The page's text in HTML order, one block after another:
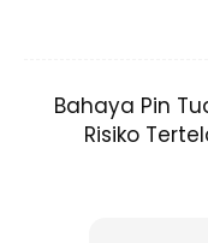
“Be strong Sarah.
Bahaya Pin
Risiko